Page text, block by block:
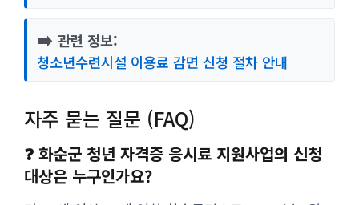
➡️ 관련 정보:
청소년수련시설 이용료 감면 신청 절차 안내
자주 묻는 질문 (FAQ)
❓ 화순군 청년 자격증 응시료 지원사업의 신청
대상은 누구인가요?